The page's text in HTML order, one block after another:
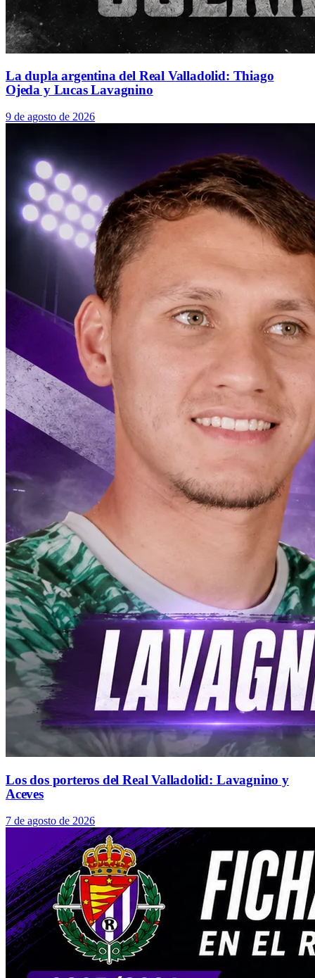
La dupla argentina del Real Valladolid: Thiago
Ojeda y Lucas Lavagnino
9 de agosto de 2026
Los dos porteros del Real Valladolid: Lavagnino y
Aceves
7 de agosto de 2026